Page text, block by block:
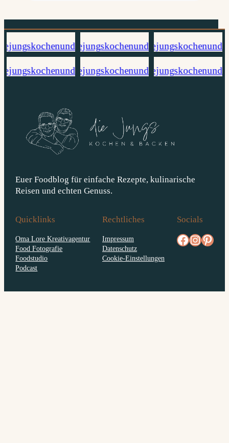
Euer Foodblog für einfache Rezepte, kulinarische
Reisen und echten Genuss.
Quicklinks
Oma Lore Kreativagentur
Food Fotografie
Foodstudio
Podcast
Rechtliches
Impressum
Datenschutz
Cookie-Einstellungen
Socials
facebook.com/diejungskochenundbacken Instagrampinterest.com/diejungs